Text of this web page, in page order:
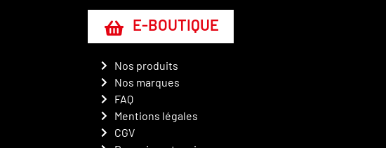
E-BOUTIQUE
Nos produits
Nos marques
FAQ
Mentions légales
CGV